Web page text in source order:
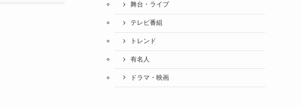
舞台・ライブ
テレビ番組
トレンド
有名人
ドラマ・映画